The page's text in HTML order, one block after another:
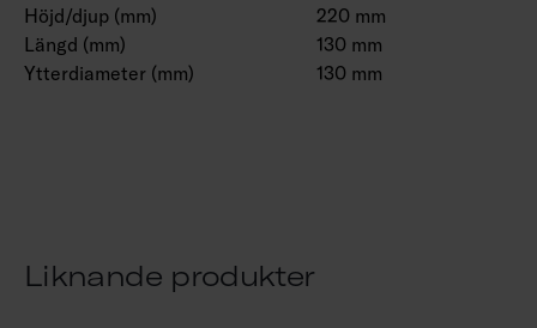
Höjd/djup (mm)
220 mm
Längd (mm)
130 mm
Ytterdiameter (mm)
130 mm
Liknande produkter